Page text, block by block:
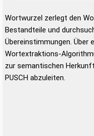
Wortwurzel zerlegt den
Bestandteile und
Übereinstimmungen. Über
Wortextraktions-
zur semantischen
PUSCH abzuleiten.